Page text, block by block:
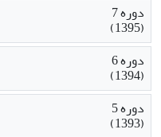
دوره 7
(1395)
دوره 6
(1394)
دوره 5
(1393)